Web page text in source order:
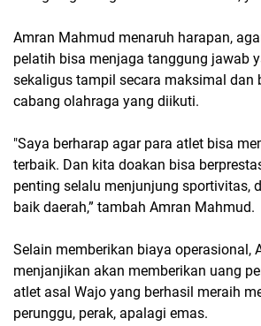
Amran Mahmud menaruh harapan,
pelatih bisa menjaga tanggung jawab
sekaligus tampil secara maksimal dan
cabang olahraga yang diikuti.
"Saya berharap agar para atlet bisa
terbaik. Dan kita doakan bisa
penting selalu menjunjung sportivitas,
baik daerah,” tambah Amran Mahmud.
Selain memberikan biaya operasional,
menjanjikan akan memberikan uang
atlet asal Wajo yang berhasil meraih
perunggu, perak, apalagi emas.